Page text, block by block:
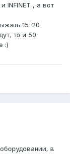
INFINET , а вот
15-20
то и 50
:)
в